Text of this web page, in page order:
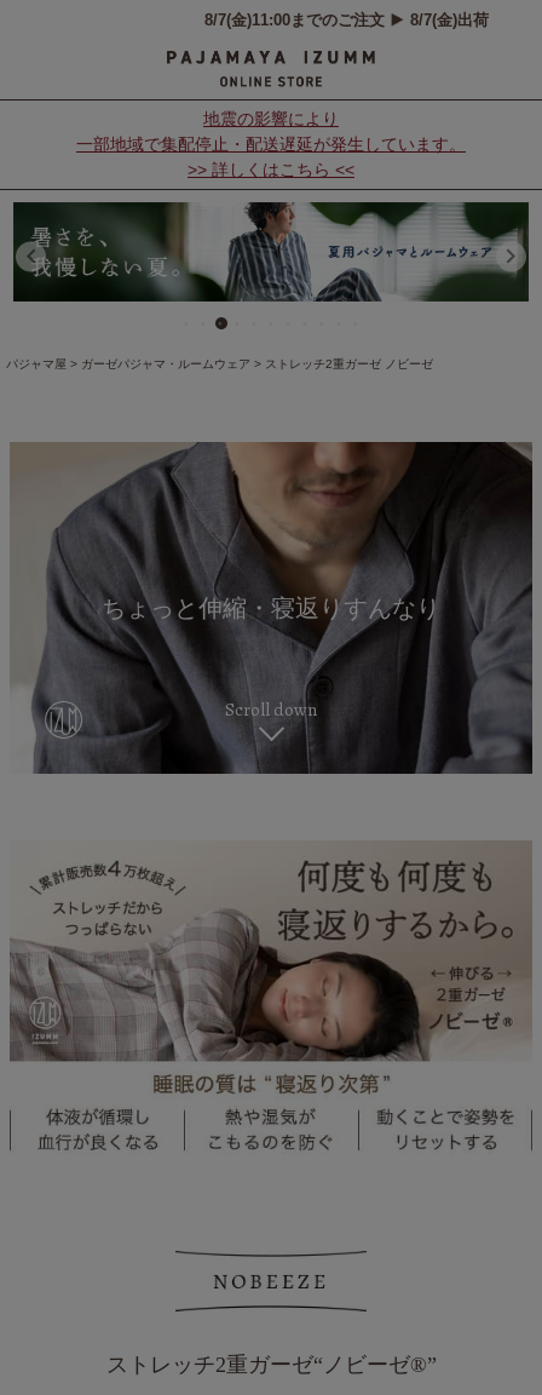
地震の影響により
一部地域で集配停止・配送遅延が発生しています。
>> 詳しくはこちら <<
パジャマ屋 ガーゼパジャマ・ルームウェア ストレッチ2重ガーゼ ノビーゼ
ちょっと伸縮・寝返りすんなり
Scroll down
ストレッチ2重ガーゼ“ノビーゼ®”